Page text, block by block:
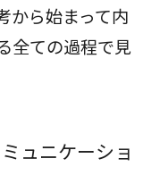
から始まって内
全ての過程で見
ュニケーショ